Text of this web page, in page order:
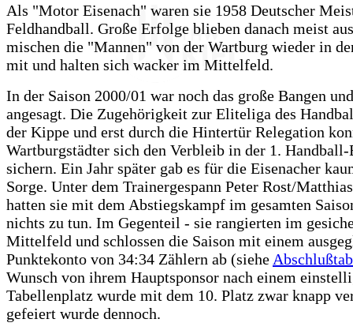
Als "Motor Eisenach" waren sie 1958 Deutscher
Feldhandball. Große Erfolge blieben danach meist
mischen die "Mannen" von der Wartburg wieder in
mit und halten sich wacker im Mittelfeld.
In der Saison 2000/01 war noch das große Bangen
angesagt. Die Zugehörigkeit zur Eliteliga des
der Kippe und erst durch die Hintertür Relegation
Wartburgstädter sich den Verbleib in der 1.
sichern. Ein Jahr später gab es für die Eisenacher
Sorge. Unter dem Trainergespann Peter Rost/
hatten sie mit dem Abstiegskampf im gesamten
nichts zu tun. Im Gegenteil - sie rangierten im
Mittelfeld und schlossen die Saison mit einem
Punktekonto von 34:34 Zählern ab (siehe
Wunsch von ihrem Hauptsponsor nach einem
Tabellenplatz wurde mit dem 10. Platz zwar knapp
gefeiert wurde dennoch.